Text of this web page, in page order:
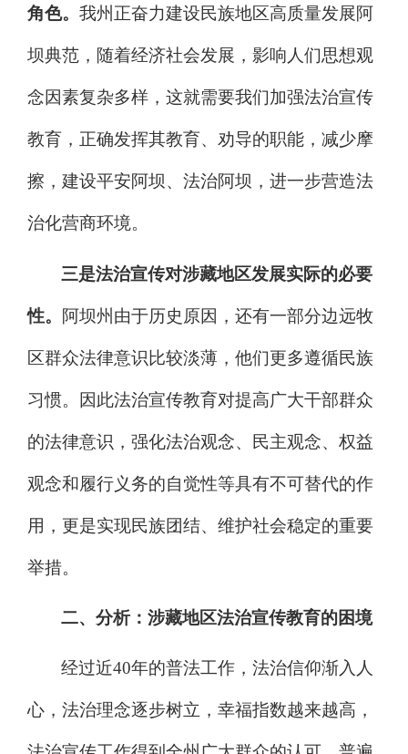
角色。 我州正奋力建设民族地区高质量发展阿
坝典范， 随着经济社会发展 ，影响人们思想观
念因素复杂多样，这就需要我们加强法治宣传
教育，正确发挥其教育、劝导的职能，减少摩
擦， 建设平安阿坝、法治阿坝，进一步营造法
治化营商环境。
三是法治宣传对涉藏地区发展实际的必要
性。 阿坝州由于历史原因，还有一部分边远牧
区群众法律意识比较淡薄，他们更多遵循民族
习惯。因此法治宣传教育对提高广大干部群众
的法律意识，强化法治观念、民主观念、权益
观念和履行义务的自觉性等具有不可替代的作
用，更是实现民族团结、维护社会稳定的重要
举措。
二、分析：涉藏地区法治宣传教育的困境
经过近40年的普法工作，法治信仰渐入人
心，法治理念逐步树立，幸福指数越来越高，